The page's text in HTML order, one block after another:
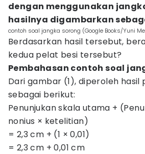
dengan menggunakan
hasilnya digambarkan
contoh soal jangka sorong (Google Books/Yuni
Berdasarkan hasil tersebut,
kedua pelat besi tersebut?
Pembahasan contoh soal
Dari gambar (1), diperoleh hasil
sebagai berikut:
Penunjukan skala utama +
nonius × ketelitian)
= 2,3 cm + (1 × 0,01)
= 2,3 cm + 0,01 cm